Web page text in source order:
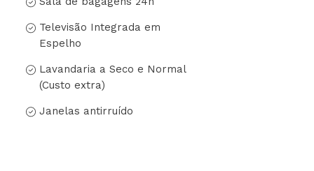
Televisão Integrada em
Espelho
Lavandaria a Seco e Normal
(Custo extra)
Janelas antirruído